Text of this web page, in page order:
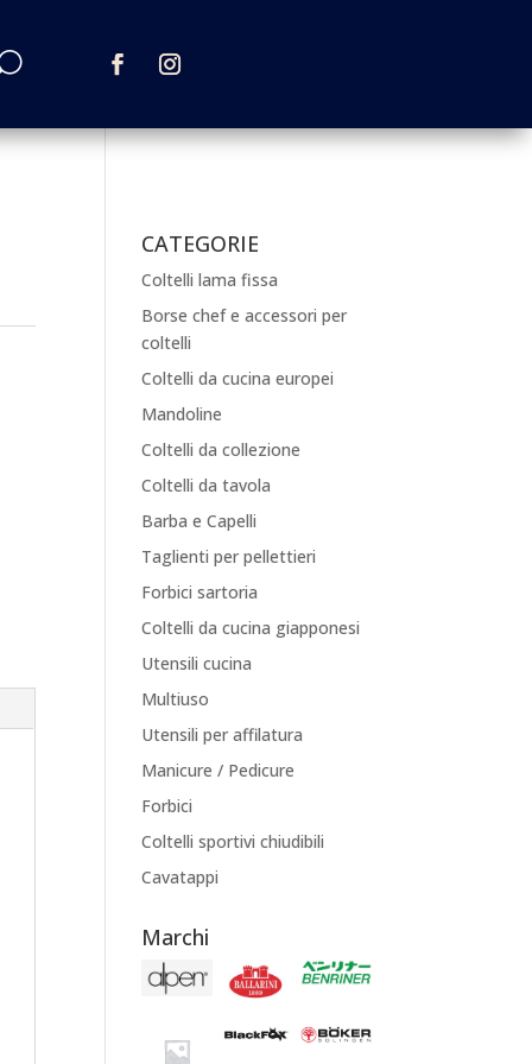
CATEGORIE
Coltelli lama fissa
Borse chef e accessori per
coltelli
Coltelli da cucina europei
Mandoline
Coltelli da collezione
Coltelli da tavola
Barba e Capelli
Taglienti per pellettieri
Forbici sartoria
Coltelli da cucina giapponesi
Utensili cucina
Multiuso
Utensili per affilatura
Manicure / Pedicure
Forbici
Coltelli sportivi chiudibili
Cavatappi
Marchi